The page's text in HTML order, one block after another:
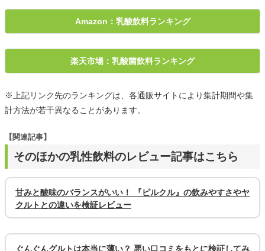
Amazon：乳酸飲料ランキング
楽天市場：乳酸菌飲料ランキング
※上記リンク先のランキングは、各通販サイトにより集計期間や集
計方法が若干異なることがあります。
そのほかの乳性飲料のレビュー記事はこちら
【関連記事】
甘みと酸味のバランスがいい！ 『ピルクル』の飲みやすさやヤ
クルトとの違いを検証レビュー
ぐんぐんグルトは本当に薄い？ 悪い口コミをもとに検証してみ